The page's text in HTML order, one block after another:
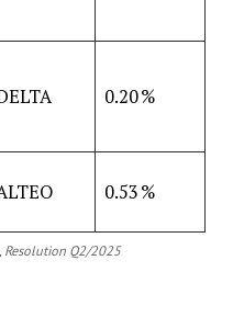
0.20 %
0.53 %
Resolution Q2/2025